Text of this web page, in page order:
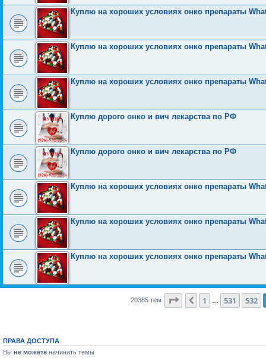
Куплю на хороших условиях онко препараты
Куплю на хороших условиях онко препараты
Куплю на хороших условиях онко препараты
Куплю дорого онко и вич лекарства по РФ
Куплю дорого онко и вич лекарства по РФ
Куплю на хороших условиях онко препараты
Куплю на хороших условиях онко препараты
Куплю на хороших условиях онко препараты
20385 тем Страница 533из 816
Пред.
1 531 532
ПРАВА ДОСТУПА
Вы не можете начинать темы